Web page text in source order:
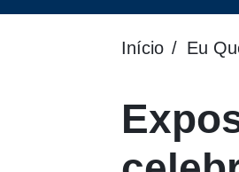
Início Eu